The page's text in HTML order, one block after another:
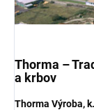
Thorma –
a krbov
Thorma Výroba,